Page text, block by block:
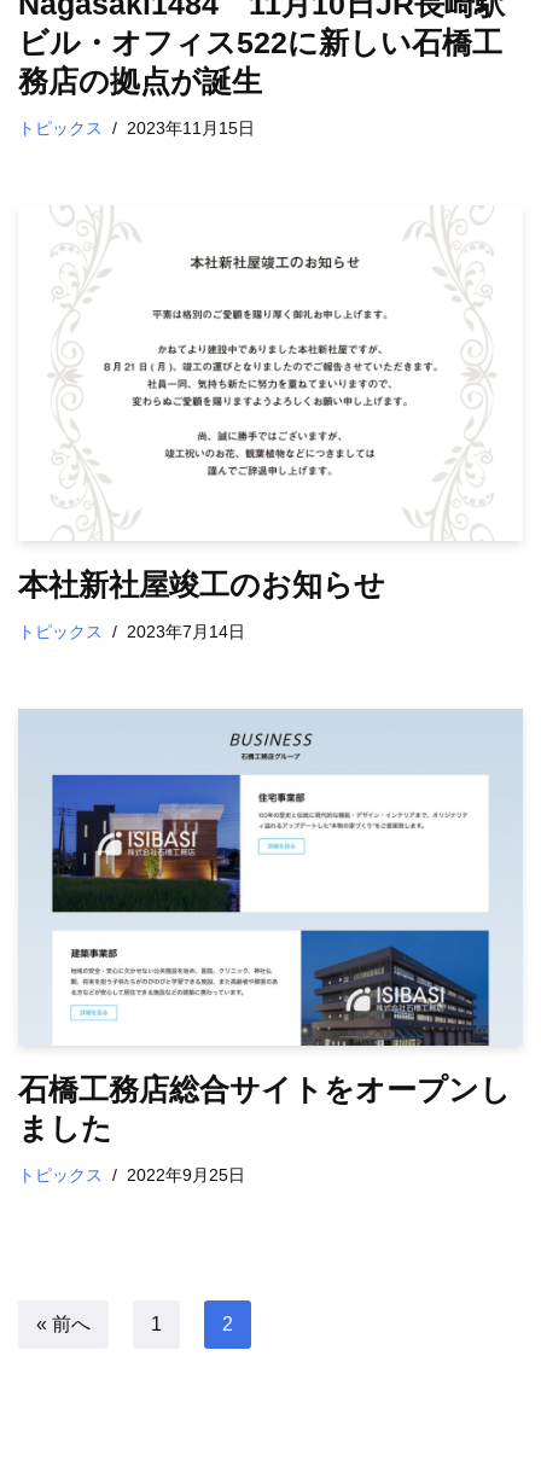
ビル・オフィス522に新しい石橋工
務店の拠点が誕生
トピックス 2023年11月15日
本社新社屋竣工のお知らせ
トピックス 2023年7月14日
石橋工務店総合サイトをオープンし
ました
トピックス 2022年9月25日
« 前へ 1 2